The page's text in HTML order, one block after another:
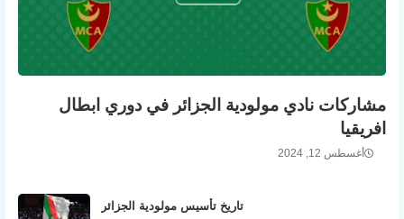
مشاركات نادي مولودية الجزائر في دوري ابطال
افريقيا
أغسطس 12, 2024
تاريخ تأسيس مولودية الجزائر